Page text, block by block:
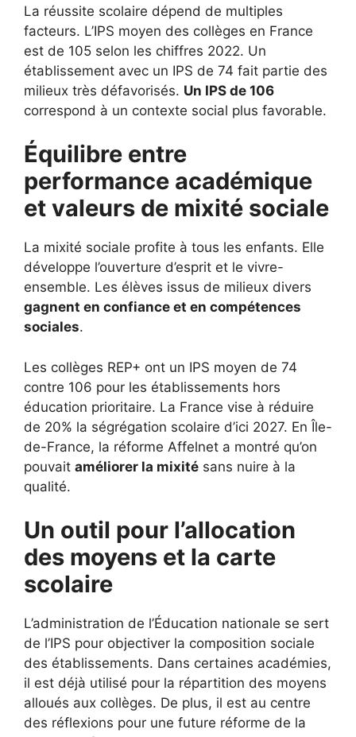
La réussite scolaire dépend de multiples
facteurs. L’IPS moyen des collèges en France
est de 105 selon les chiffres 2022. Un
établissement avec un IPS de 74 fait partie des
milieux très défavorisés. Un IPS de 106
correspond à un contexte social plus favorable.
Équilibre entre
performance académique
et valeurs de mixité sociale
La mixité sociale profite à tous les enfants. Elle
développe l’ouverture d’esprit et le vivre-
ensemble. Les élèves issus de milieux divers
gagnent en confiance et en compétences
sociales.
Les collèges REP+ ont un IPS moyen de 74
contre 106 pour les établissements hors
éducation prioritaire. La France vise à réduire
de 20% la ségrégation scolaire d’ici 2027. En Île-
de-France, la réforme Affelnet a montré qu’on
pouvait améliorer la mixité sans nuire à la
qualité.
Un outil pour l’allocation
des moyens et la carte
scolaire
L’administration de l’Éducation nationale se sert
de l’IPS pour objectiver la composition sociale
des établissements. Dans certaines académies,
il est déjà utilisé pour la répartition des moyens
alloués aux collèges. De plus, il est au centre
des réflexions pour une future réforme de la